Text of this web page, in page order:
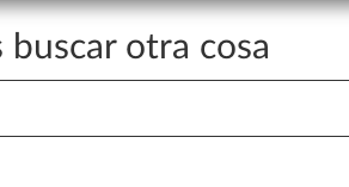
buscar otra cosa